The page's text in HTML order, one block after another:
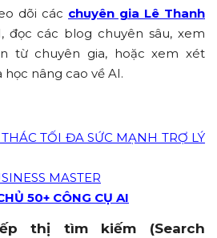
dõi các chuyên gia Lê Thanh
đọc các blog chuyên sâu, xem
từ chuyên gia, hoặc xem xét
nâng cao về AI.
TỐI ĐA SỨC MẠNH TRỢ LÝ
MASTER
50+ CÔNG CỤ AI
thị tìm kiếm (Search